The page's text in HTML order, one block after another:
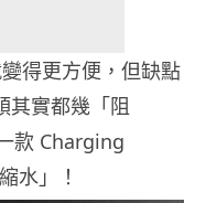
得更方便，但缺點
其實都幾「阻
款 Charging
水」！